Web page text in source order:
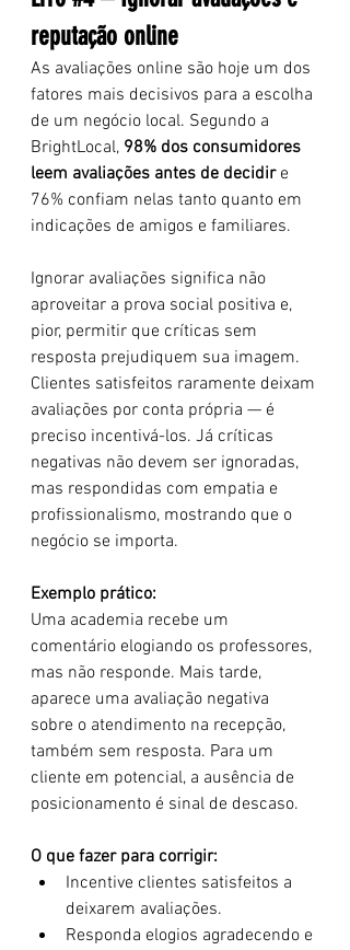
reputação online
As avaliações online são hoje um dos
fatores mais decisivos para a escolha
de um negócio local. Segundo a
BrightLocal, 98% dos consumidores
leem avaliações antes de decidir e
76% confiam nelas tanto quanto em
indicações de amigos e familiares.
Ignorar avaliações significa não
aproveitar a prova social positiva e,
pior, permitir que críticas sem
resposta prejudiquem sua imagem.
Clientes satisfeitos raramente deixam
avaliações por conta própria — é
preciso incentivá-los. Já críticas
negativas não devem ser ignoradas,
mas respondidas com empatia e
profissionalismo, mostrando que o
negócio se importa.
Exemplo prático:
Uma academia recebe um
comentário elogiando os professores,
mas não responde. Mais tarde,
aparece uma avaliação negativa
sobre o atendimento na recepção,
também sem resposta. Para um
cliente em potencial, a ausência de
posicionamento é sinal de descaso.
O que fazer para corrigir:
Incentive clientes satisfeitos a
deixarem avaliações.
Responda elogios agradecendo e